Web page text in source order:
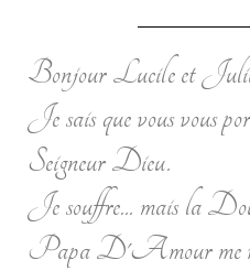
Bonjour Lucile et
Je sais que vous vous
Seigneur Dieu.
Je souffre... mais la
Papa D'Amour me